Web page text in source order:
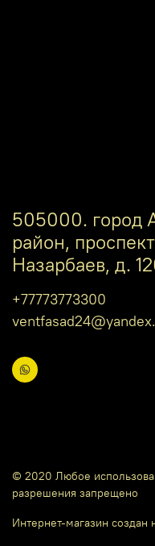
505000. город
район,
Назарбаев, д.
+77773773300
© 2020 Любое
разрешения запрещено
Интернет-магазин создан